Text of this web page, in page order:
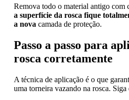
Remova todo o material antigo com
a superfície da rosca fique
a nova camada de proteção.
Passo a passo para
rosca corretamente
A técnica de aplicação é o que
uma torneira vazando na rosca. Siga